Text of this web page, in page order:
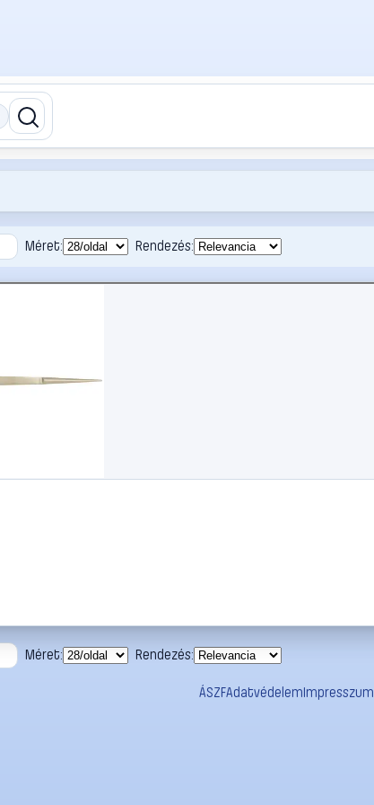
Méret: Rendezés:
Méret: Rendezés:
ÁSZFAdatvédelemImpresszum